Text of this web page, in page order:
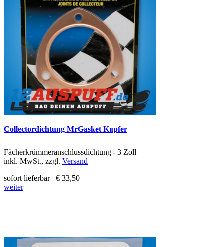
Collectordichtung MrGasket Kupfer
Fächerkrümmeranschlussdichtung - 3 Zoll
inkl. MwSt., zzgl. Versand
sofort lieferbar
€ 33,50
weiter